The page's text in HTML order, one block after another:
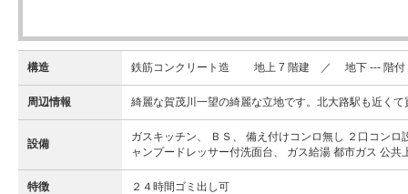
構造 鉄筋コンクリート造 地上 7 階建 ／ 地下 --- 階付
周辺情報 綺麗な賀茂川一望の綺麗な立地です。北大路駅も近くて
設備
ガスキッチン、 ＢＳ、 備え付けコンロ無し ２口コン
ャンプードレッサー付洗面台、 ガス給湯 都市ガス 公
特徴 ２４時間ゴミ出し可